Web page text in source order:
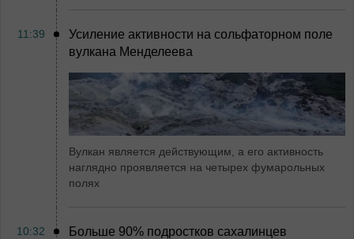
11:39
Усиление активности на сольфаторном поле
вулкана Менделеева
Вулкан является действующим, а его активность
наглядно проявляется на четырех фумарольных
полях
10:32
Больше 90% подростков сахалинцев